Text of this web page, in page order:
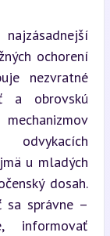
ochorení
nezvratné
a obrovskú
odvykacích
u mladých
dosah.
sa správne –
informovať